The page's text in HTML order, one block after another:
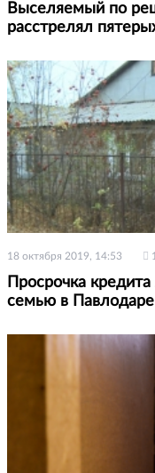
Выселяемый по
расстрелял
18 октября 2019, 14:53
Просрочка
семью в Павлодаре